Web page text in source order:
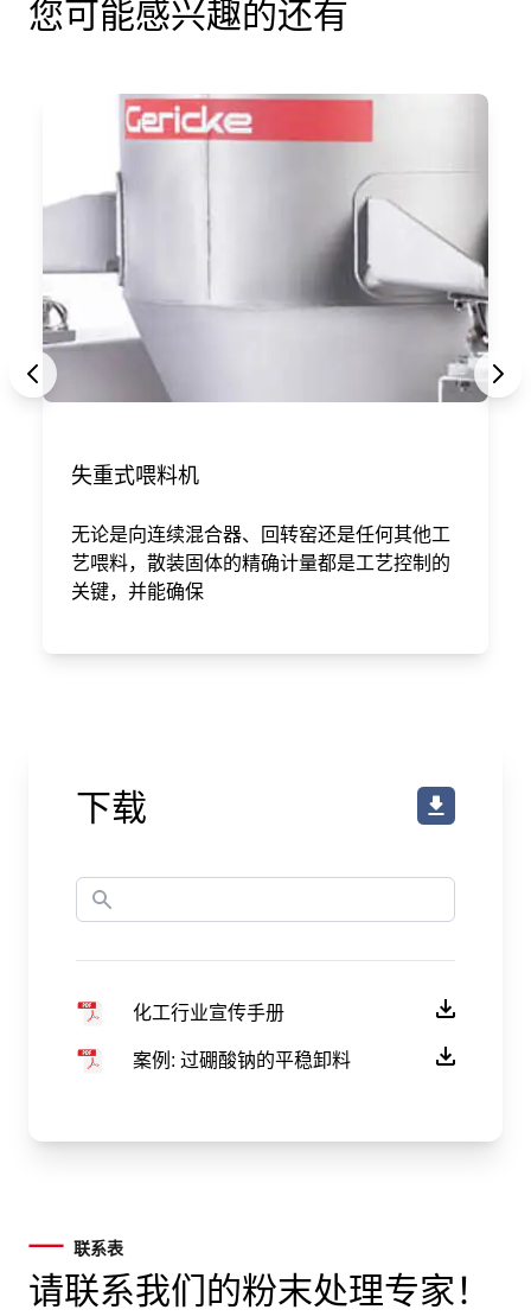
您可能感兴趣的还有
失重式喂料机
无论是向连续混合器、回转窑还是任何其他工
艺喂料，散装固体的精确计量都是工艺控制的
关键，并能确保
下载
化工行业宣传手册
案例: 过硼酸钠的平稳卸料
联系表
请联系我们的粉末处理专家！